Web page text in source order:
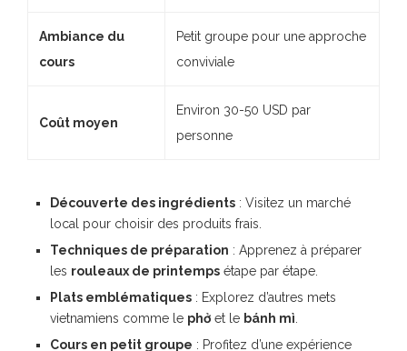
Ambiance du
cours
Petit groupe pour une approche
conviviale
Coût moyen
Environ 30-50 USD par
personne
Découverte des ingrédients : Visitez un marché
local pour choisir des produits frais.
Techniques de préparation : Apprenez à préparer
les rouleaux de printemps étape par étape.
Plats emblématiques : Explorez d’autres mets
vietnamiens comme le phở et le bánh mì
Cours en petit groupe : Profitez d’une expérience